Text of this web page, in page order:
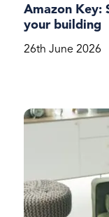
Amazon Key:
your building
26th June 2026